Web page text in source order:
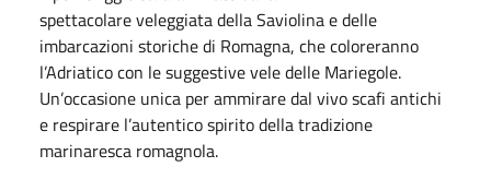
spettacolare veleggiata della Saviolina e delle
imbarcazioni storiche di Romagna, che coloreranno
l’Adriatico con le suggestive vele delle Mariegole.
Un’occasione unica per ammirare dal vivo scafi antichi
e respirare l’autentico spirito della tradizione
marinaresca romagnola.